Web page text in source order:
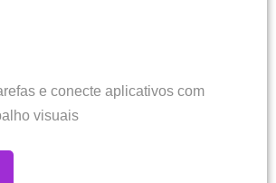
e conecte aplicativos com
visuais